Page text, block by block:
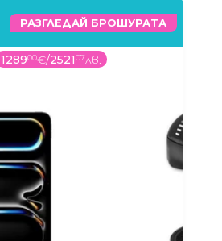
РАЗГЛЕДАЙ БРОШУРАТА
128900€/252107лв.